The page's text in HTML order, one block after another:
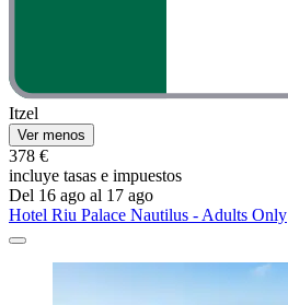
Itzel
Ver menos
378 €
incluye tasas e impuestos
Del 16 ago al 17 ago
Hotel Riu Palace Nautilus - Adults Only